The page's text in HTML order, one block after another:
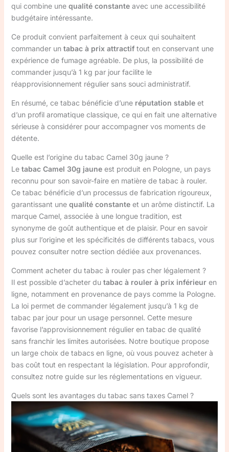
qui combine une qualité constanteavec une accessibilité
budgétaire intéressante.
Ce produit convient parfaitement à ceux qui souhaitent
commander un tabac à prix attractiftout en conservant une
expérience de fumage agréable. De plus, la possibilité de
commander jusqu’à 1 kg par jour facilite le
réapprovisionnement régulier sans souci administratif.
En résumé, ce tabac bénéficie d’une réputation stableet
d’un profil aromatique classique, ce qui en fait une alternative
sérieuse à considérer pour accompagner vos moments de
détente.
Quelle est l’origine du tabac Camel 30g jaune ?
Le tabac Camel 30g jauneest produit en Pologne, un pays
reconnu pour son savoir-faire en matière de tabac à rouler.
Ce tabac bénéficie d’un processus de fabrication rigoureux,
garantissant une qualité constanteet un arôme distinctif. La
marque Camel, associée à une longue tradition, est
synonyme de goût authentique et de plaisir. Pour en savoir
plus sur l’origine et les spécificités de différents tabacs, vous
pouvez consulter notre section dédiée aux provenances.
Comment acheter du tabac à rouler pas cher légalement ?
Il est possible d’acheter du tabac à rouler à prix inférieuren
ligne, notamment en provenance de pays comme la Pologne.
La loi permet de commander légalement jusqu’à 1 kg de
tabac par jour pour un usage personnel. Cette mesure
favorise l’approvisionnement régulier en tabac de qualité
sans franchir les limites autorisées. Notre boutique propose
un large choix de tabacs en ligne, où vous pouvez acheter à
bas coût tout en respectant la législation. Pour approfondir,
consultez notre guide sur les réglementations en vigueur.
Quels sont les avantages du tabac sans taxes Camel ?